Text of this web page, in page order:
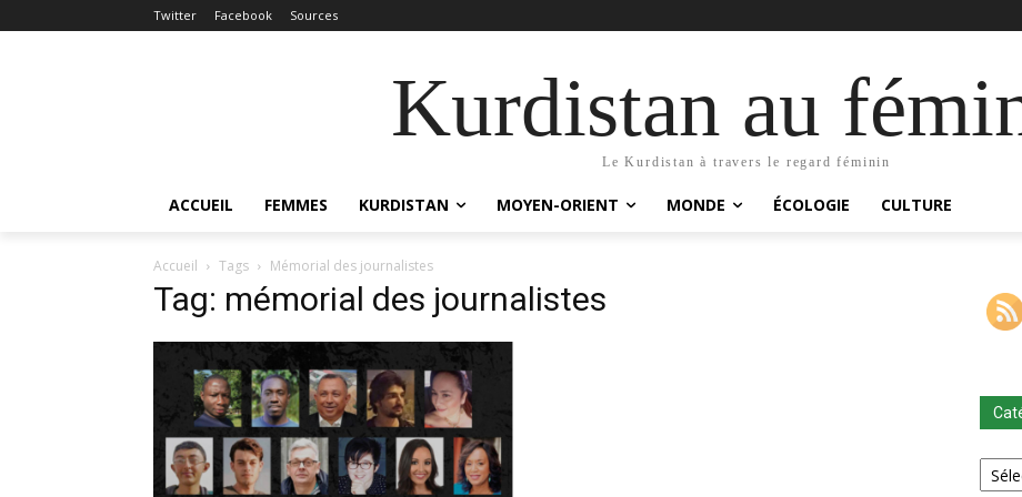
Twitter Facebook Sources
Kurdistan au
Le Kurdistan à travers le regard féminin
ACCUEIL FEMMES KURDISTAN MOYEN-ORIENT MONDE ÉCOLOGIE CULTURE
Accueil Tags Mémorial des journalistes
Tag: mémorial des journalistes